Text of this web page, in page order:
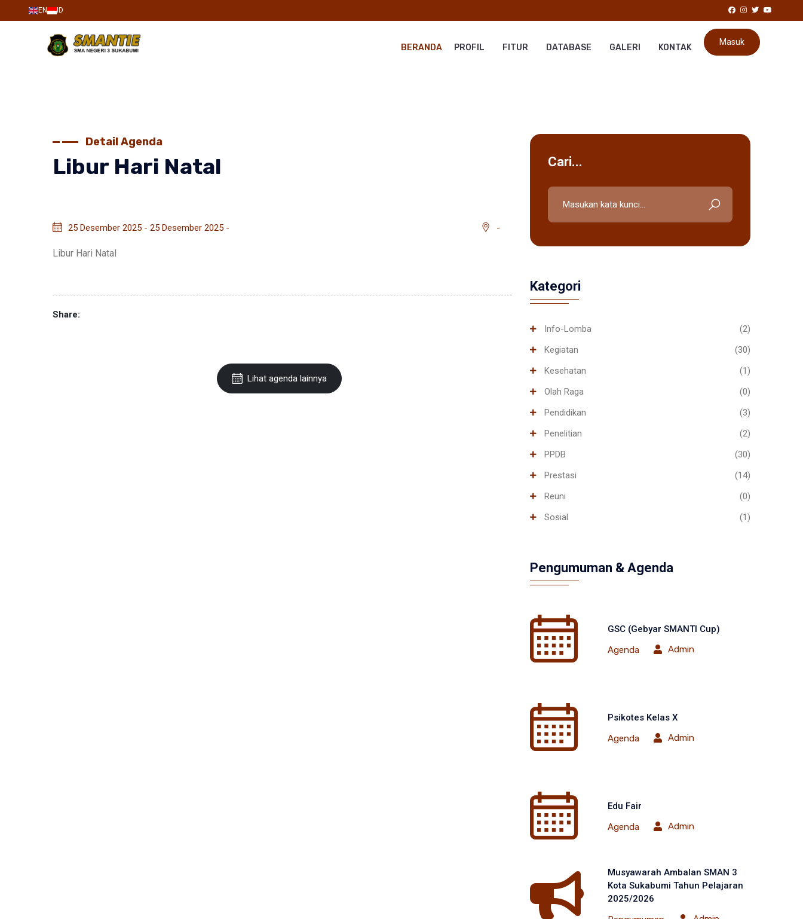
EN ID
Masuk
BERANDA PROFIL FITUR DATABASE GALERI KONTAK
Detail Agenda
Libur Hari Natal
25 Desember 2025 - 25 Desember 2025 - -
Libur Hari Natal
Share:
Lihat agenda lainnya
Cari...
Kategori
Info-Lomba
(2)
Kegiatan
(30)
Kesehatan
(1)
Olah Raga
(0)
Pendidikan
(3)
Penelitian
(2)
PPDB
(30)
Prestasi
(14)
Reuni
(0)
Sosial
(1)
Pengumuman & Agenda
GSC (Gebyar SMANTI Cup)
Agenda
Admin
Psikotes Kelas X
Agenda
Admin
Edu Fair
Agenda
Admin
Musyawarah Ambalan SMAN 3
Kota Sukabumi Tahun Pelajaran
2025/2026